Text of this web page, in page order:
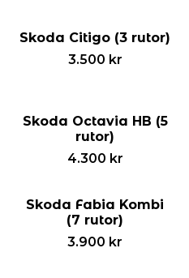
Skoda Citigo (3 rutor)
3.500 kr
Skoda Octavia HB (5
rutor)
4.300 kr
Skoda Fabia Kombi
(7 rutor)
3.900 kr